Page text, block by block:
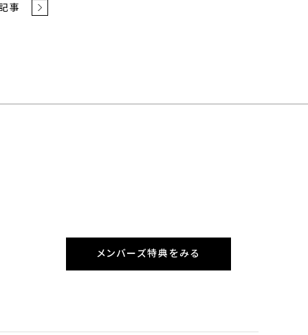
事
メンバーズ特典をみる